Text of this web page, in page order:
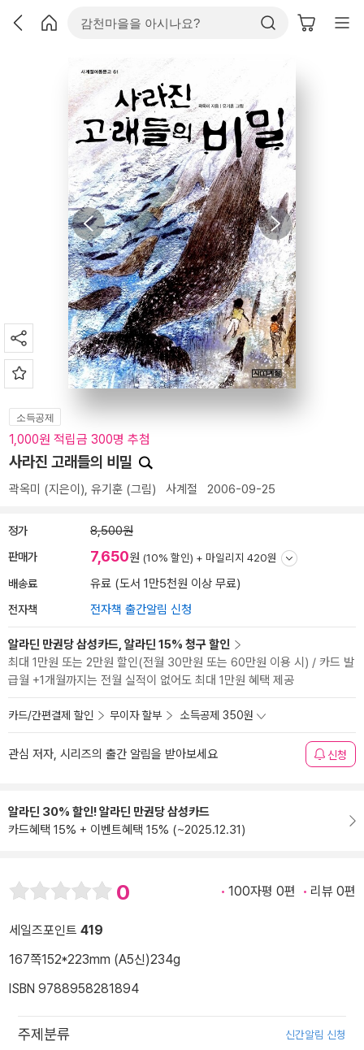
소득공제
1,000원 적립금 300명 추첨
사라진 고래들의 비밀
곽옥미 (지은이), 유기훈 (그림) 사계절 2006-09-25
정가 8,500원
판매가 7,650원 (10% 할인) + 마일리지 420원
배송료 유료 (도서 1만5천원 이상 무료)
전자책 전자책 출간알림 신청
알라딘 만권당 삼성카드, 알라딘 15% 청구 할인
최대 1만원 또는 2만원 할인(전월 30만원 또는 60만원 이용 시) / 카드 발
급월 +1개월까지는 전월 실적이 없어도 최대 1만원 혜택 제공
카드/간편결제 할인 무이자 할부 소득공제 350원
관심 저자, 시리즈의 출간 알림을 받아보세요 신청
알라딘 30% 할인! 알라딘 만권당 삼성카드
카드혜택 15% + 이벤트혜택 15% (~2025.12.31)
0 100자평 0편 리뷰 0편
세일즈포인트 419
167쪽152*223mm (A5신)234g
ISBN 9788958281894
주제분류 신간알림 신청